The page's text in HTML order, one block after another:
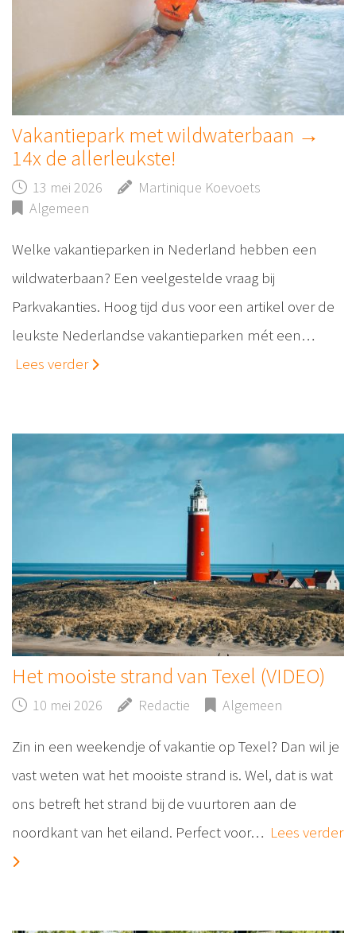
Vakantiepark met wildwaterbaan →
14x de allerleukste!
13 mei 2026
Martinique Koevoets
Algemeen
Welke vakantieparken in Nederland hebben een
wildwaterbaan? Een veelgestelde vraag bij
Parkvakanties. Hoog tijd dus voor een artikel over de
leukste Nederlandse vakantieparken mét een…
Lees verder
Het mooiste strand van Texel (VIDEO)
10 mei 2026 Redactie Algemeen
Zin in een weekendje of vakantie op Texel? Dan wil je
vast weten wat het mooiste strand is. Wel, dat is wat
ons betreft het strand bij de vuurtoren aan de
noordkant van het eiland. Perfect voor… Lees verder